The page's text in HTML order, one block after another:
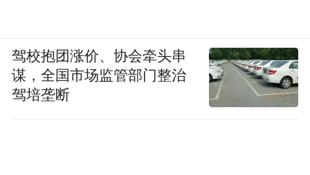
驾校抱团涨价、协会牵头串
谋，全国市场监管部门整治
驾培垄断